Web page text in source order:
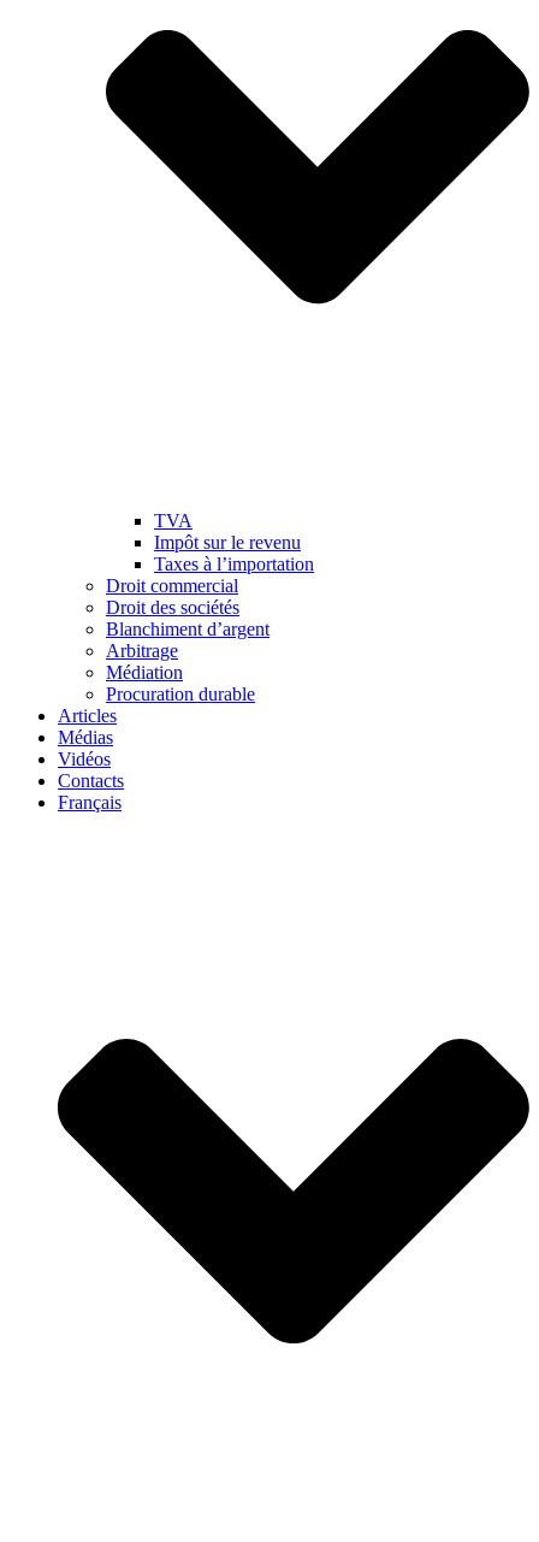
TVA
Impôt sur le revenu
Taxes à l’importation
Droit commercial
Droit des sociétés
Blanchiment d’argent
Arbitrage
Médiation
Procuration durable
Articles
Médias
Vidéos
Contacts
Français